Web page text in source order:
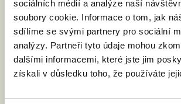
sociálních médií a analýze naší
soubory cookie. Informace o tom, jak
sdílíme se svými partnery pro sociální
analýzy. Partneři tyto údaje mohou
dalšími informacemi, které jste jim
získali v důsledku toho, že používáte
registrujte se prosím ve
níže.